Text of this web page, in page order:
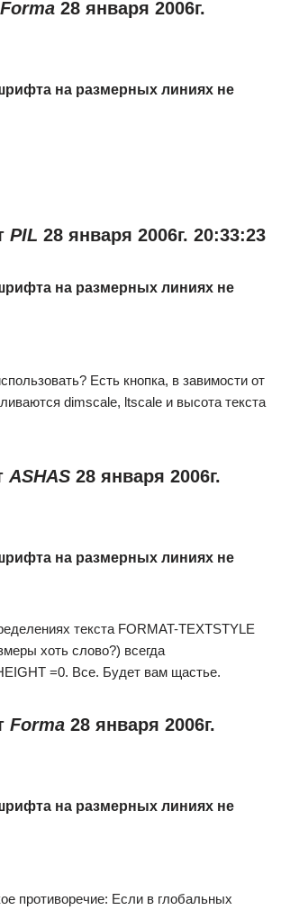
Forma 28 января 2006г.
на размерных линиях не
PIL 28 января 2006г. 20:33:23
на размерных линиях не
Есть кнопка, в завимости от
dimscale, ltscale и высота текста
ASHAS 28 января 2006г.
на размерных линиях не
текста FORMAT-TEXTSTYLE
хоть слово?) всегда
=0. Все. Будет вам щастье.
Forma 28 января 2006г.
на размерных линиях не
противоречие: Если в глобальных